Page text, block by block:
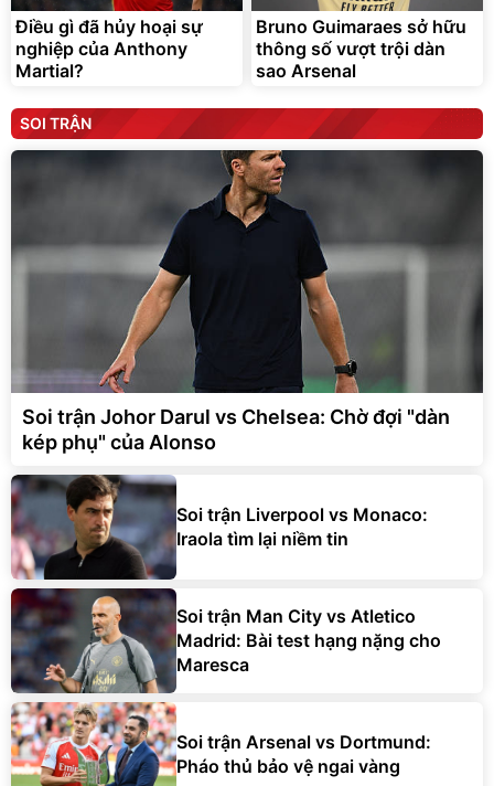
Điều gì đã hủy hoại sự
nghiệp của Anthony
Martial?
Bruno Guimaraes sở hữu
thông số vượt trội dàn
sao Arsenal
SOI TRẬN
Soi trận Johor Darul vs Chelsea: Chờ đợi "dàn
kép phụ" của Alonso
Soi trận Liverpool vs Monaco:
Iraola tìm lại niềm tin
Soi trận Man City vs Atletico
Madrid: Bài test hạng nặng cho
Maresca
Soi trận Arsenal vs Dortmund:
Pháo thủ bảo vệ ngai vàng